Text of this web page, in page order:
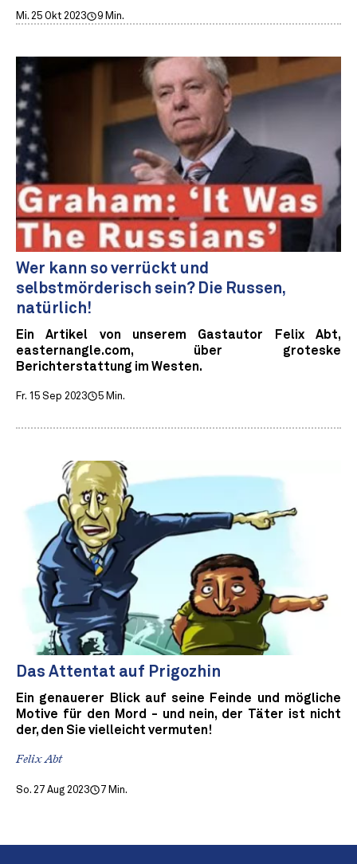
Mi. 25 Okt 2023 9 Min.
Wer kann so verrückt und
selbstmörderisch sein? Die Russen,
natürlich!
Ein Artikel von unserem Gastautor Felix Abt,
easternangle.com, über groteske
Berichterstattung im Westen.
Fr. 15 Sep 2023 5 Min.
Das Attentat auf Prigozhin
Ein genauerer Blick auf seine Feinde und mögliche
Motive für den Mord - und nein, der Täter ist nicht
der, den Sie vielleicht vermuten!
Felix Abt
So. 27 Aug 2023 7 Min.